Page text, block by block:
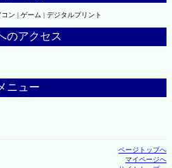
ン | ゲーム | デジタルプリント
のアクセス
ニュー
ページトップへ
マイページへ